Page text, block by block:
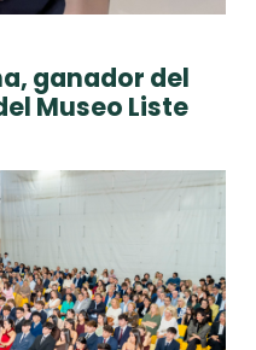
ganador del
Museo Liste